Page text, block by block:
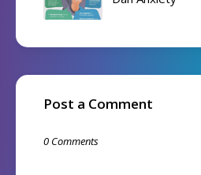
Post a Comment
0 Comments